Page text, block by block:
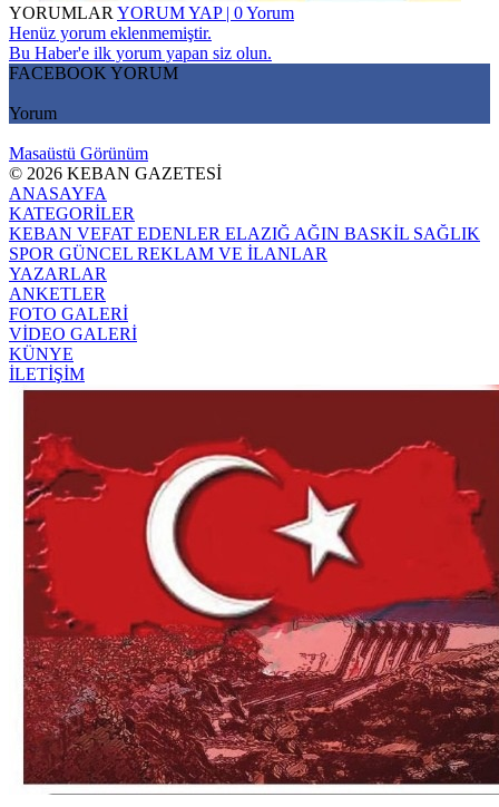
YORUMLAR YORUM YAP | 0 Yorum
Henüz yorum eklenmemiştir.
Bu Haber'e ilk yorum yapan siz olun.
FACEBOOK YORUM
Yorum
Masaüstü Görünüm
© 2026 KEBAN GAZETESİ
ANASAYFA
KATEGORİLER
KEBAN VEFAT EDENLER ELAZIĞ AĞIN BASKİL SAĞLIK
SPOR GÜNCEL REKLAM VE İLANLAR
YAZARLAR
ANKETLER
FOTO GALERİ
VİDEO GALERİ
KÜNYE
İLETİŞİM